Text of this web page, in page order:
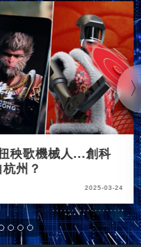
秧歌機械人...創科
州？
2025-03-24